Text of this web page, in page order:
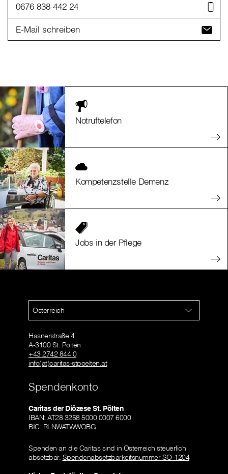
0676 838 442 24
E-Mail schreiben
Notruftelefon
Kompetenzstelle Demenz
Jobs in der Pflege
Österreich
Hasnerstraße 4
A-3100 St. Pölten
+43 2742 844 0
info(at)caritas-stpoelten.at
Spendenkonto
Caritas der Diözese St. Pölten
IBAN: AT28 3258 5000 0007 6000
BIC: RLNWATWWOBG
Spenden an die Caritas sind in Österreich steuerlich
absetzbar. Spendenabsetzbarkeitsnummer SO-1204